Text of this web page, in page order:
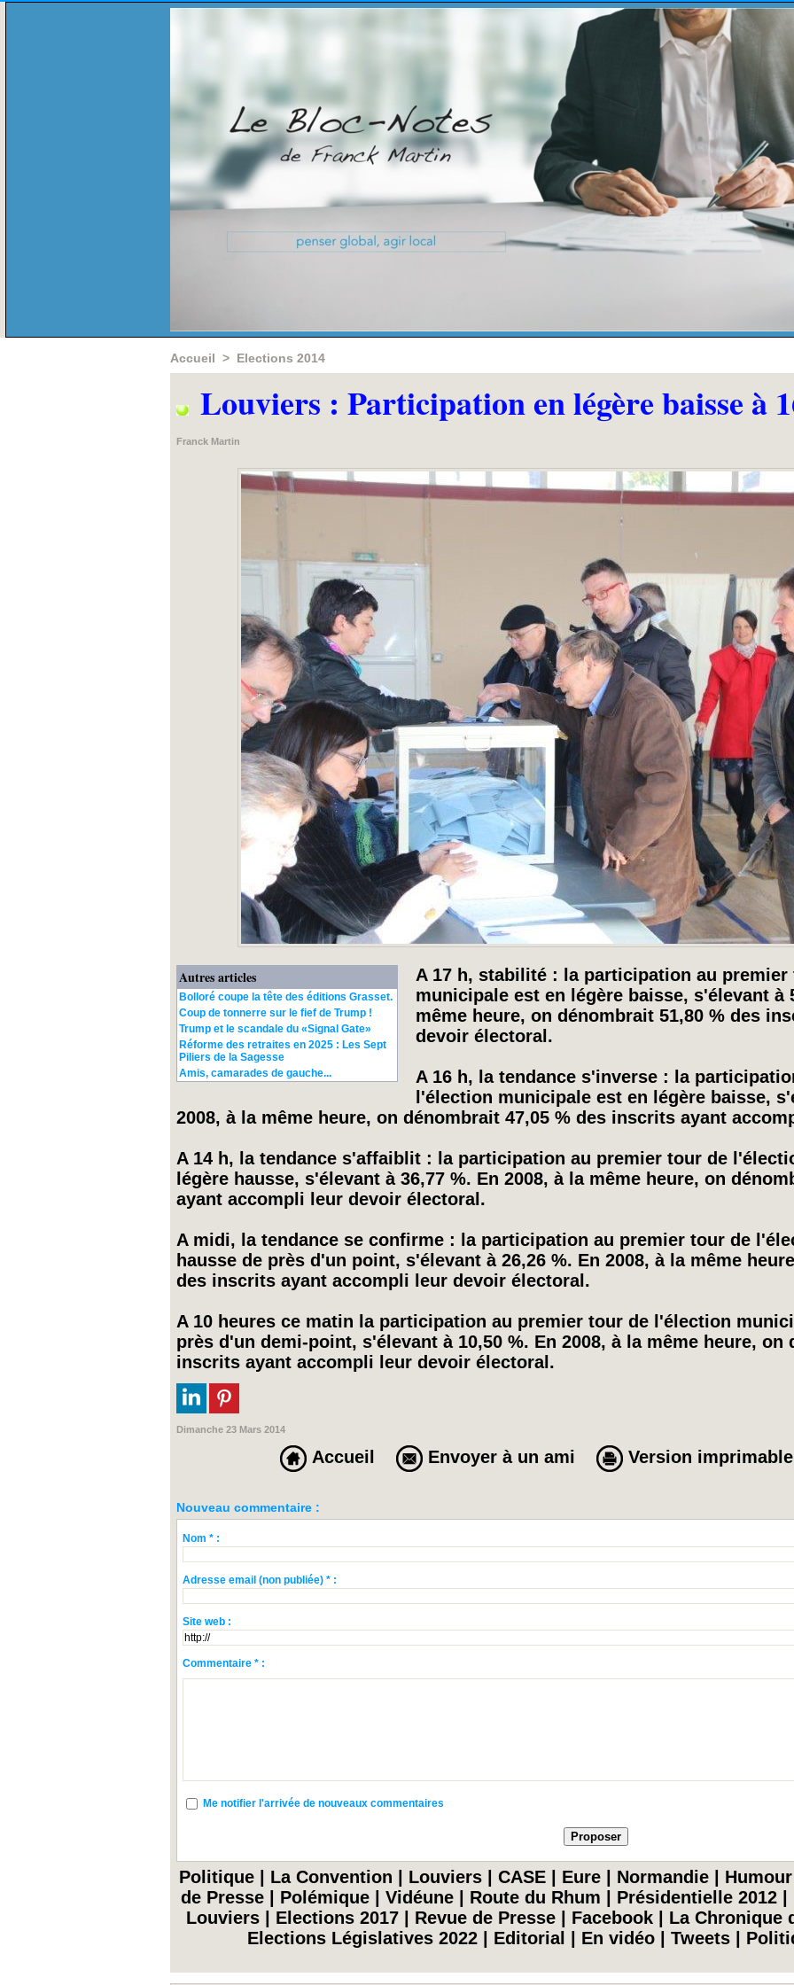
Accueil > Elections 2014
Louviers : Participation en légère baisse à
Franck Martin
Autres articles
Bolloré coupe la tête des éditions Grasset.
Coup de tonnerre sur le fief de Trump !
Trump et le scandale du «Signal Gate»
Réforme des retraites en 2025 : Les Sept
Piliers de la Sagesse
Amis, camarades de gauche...
A 17 h, stabilité : la participation au
municipale est en légère baisse, s'élevant à
même heure, on dénombrait 51,80 % des
devoir électoral.
A 16 h, la tendance s'inverse : la
l'élection municipale est en légère baisse,
2008, à la même heure, on dénombrait 47,05 % des inscrits ayant
A 14 h, la tendance s'affaiblit : la participation au premier tour de
légère hausse, s'élevant à 36,77 %. En 2008, à la même heure, on
ayant accompli leur devoir électoral.
A midi, la tendance se confirme : la participation au premier tour de
hausse de près d'un point, s'élevant à 26,26 %. En 2008, à la même
des inscrits ayant accompli leur devoir électoral.
A 10 heures ce matin la participation au premier tour de l'élection
près d'un demi-point, s'élevant à 10,50 %. En 2008, à la même heure, on
inscrits ayant accompli leur devoir électoral.
Dimanche 23 Mars 2014
Accueil Envoyer à un ami Version imprimable
Nouveau commentaire :
Nom * :
Adresse email (non publiée) * :
Site web :
Commentaire * :
Me notifier l'arrivée de nouveaux commentaires
Politique La Convention Louviers CASE Eure Normandie
Humour
de Presse
Polémique Vidéune Route du Rhum Présidentielle 2012
Louviers
Elections 2017 Revue de Presse Facebook
La Chronique
Elections Législatives 2022
Editorial En vidéo Tweets